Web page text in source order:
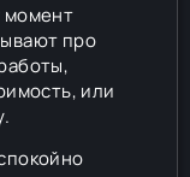
момент
про
или